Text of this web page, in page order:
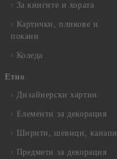
За книгите и хората
Картички, пликове и
покани
Коледа
Етно
Дизайнерски хартии
Елементи за декорация
Ширити, шевици, канапи
Предмети за декорация